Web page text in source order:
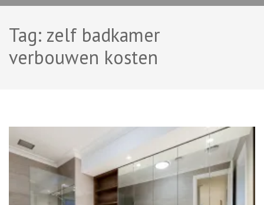
Tag: zelf badkamer
verbouwen kosten